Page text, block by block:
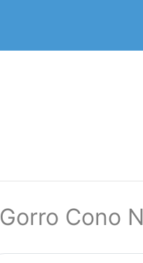
Gorro Cono